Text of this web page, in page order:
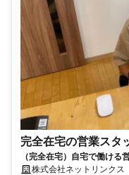
完全在宅の営業スタ
（完全在宅）自宅で働ける
いません。
株式会社ネットリンクス